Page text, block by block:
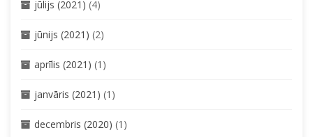
jūlijs (2021) (4)
jūnijs (2021) (2)
aprīlis (2021) (1)
janvāris (2021) (1)
decembris (2020) (1)